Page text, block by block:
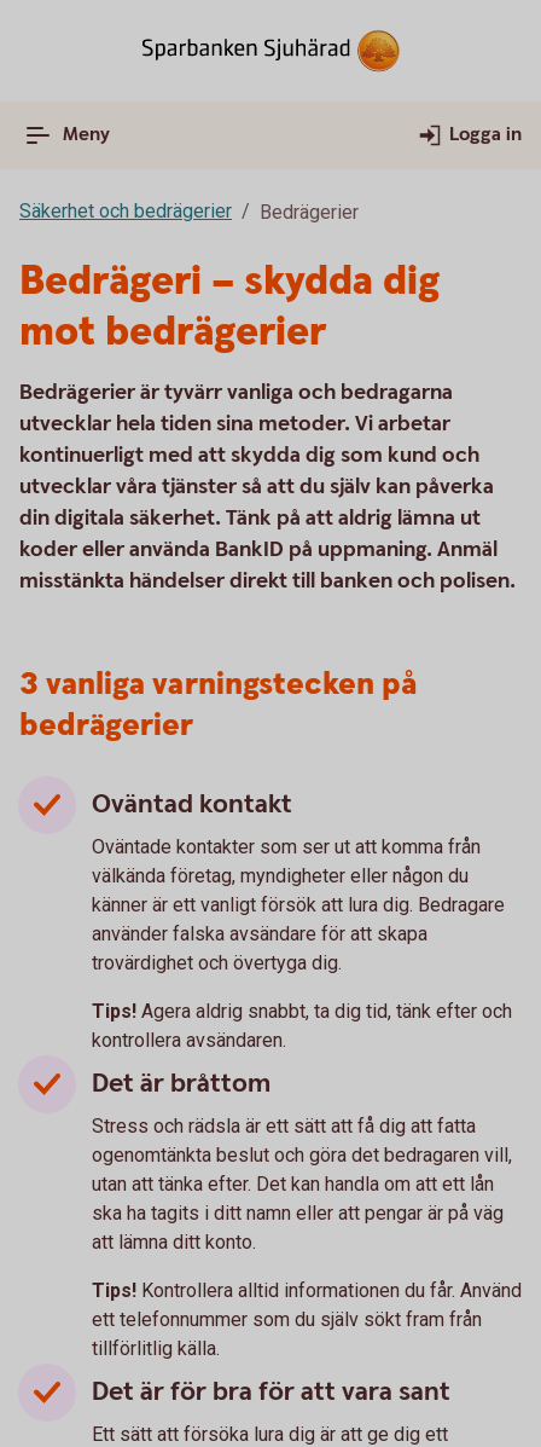
Meny Logga in
Säkerhet och bedrägerier Bedrägerier
Bedrägeri – skydda dig
mot bedrägerier
Bedrägerier är tyvärr vanliga och bedragarna
utvecklar hela tiden sina metoder. Vi arbetar
kontinuerligt med att skydda dig som kund och
utvecklar våra tjänster så att du själv kan påverka
din digitala säkerhet. Tänk på att aldrig lämna ut
koder eller använda BankID på uppmaning. Anmäl
misstänkta händelser direkt till banken och polisen.
3 vanliga varningstecken på
bedrägerier
Oväntad kontakt
Oväntade kontakter som ser ut att komma från
välkända företag, myndigheter eller någon du
känner är ett vanligt försök att lura dig. Bedragare
använder falska avsändare för att skapa
trovärdighet och övertyga dig.
Tips! Agera aldrig snabbt, ta dig tid, tänk efter och
kontrollera avsändaren.
Det är bråttom
Stress och rädsla är ett sätt att få dig att fatta
ogenomtänkta beslut och göra det bedragaren vill,
utan att tänka efter. Det kan handla om att ett lån
ska ha tagits i ditt namn eller att pengar är på väg
att lämna ditt konto.
Tips! Kontrollera alltid informationen du får. Använd
ett telefonnummer som du själv sökt fram från
tillförlitlig källa.
Det är för bra för att vara sant
Ett sätt att försöka lura dig är att ge dig ett